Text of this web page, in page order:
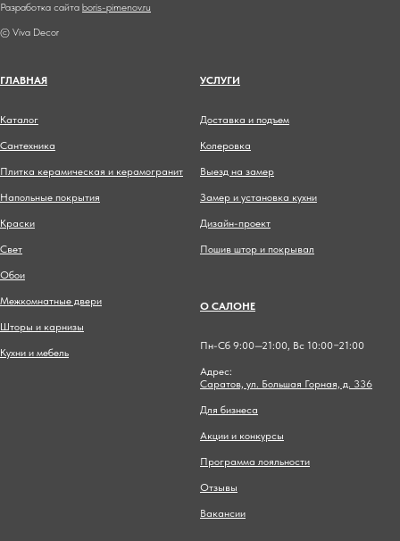
Разработка сайта boris-pimenov.ru
© Viva Decor
ГЛАВНАЯ
Каталог
Сантехника
Плитка керамическая и керамогранит
Напольные покрытия
Краски
Свет
Обои
Межкомнатные двери
Шторы и карнизы
Кухни и мебель
УСЛУГИ
Доставка и подъем
Колеровка
Выезд на замер
Замер и установка кухни
Дизайн-проект
Пошив штор и покрывал
О САЛОНЕ
Пн-Сб 9:00—21:00, Вс 10:00−21:00
Адрес:
Саратов, ул. Большая Горная, д. 336
Для бизнеса
Акции и конкурсы
Программа лояльности
Отзывы
Вакансии